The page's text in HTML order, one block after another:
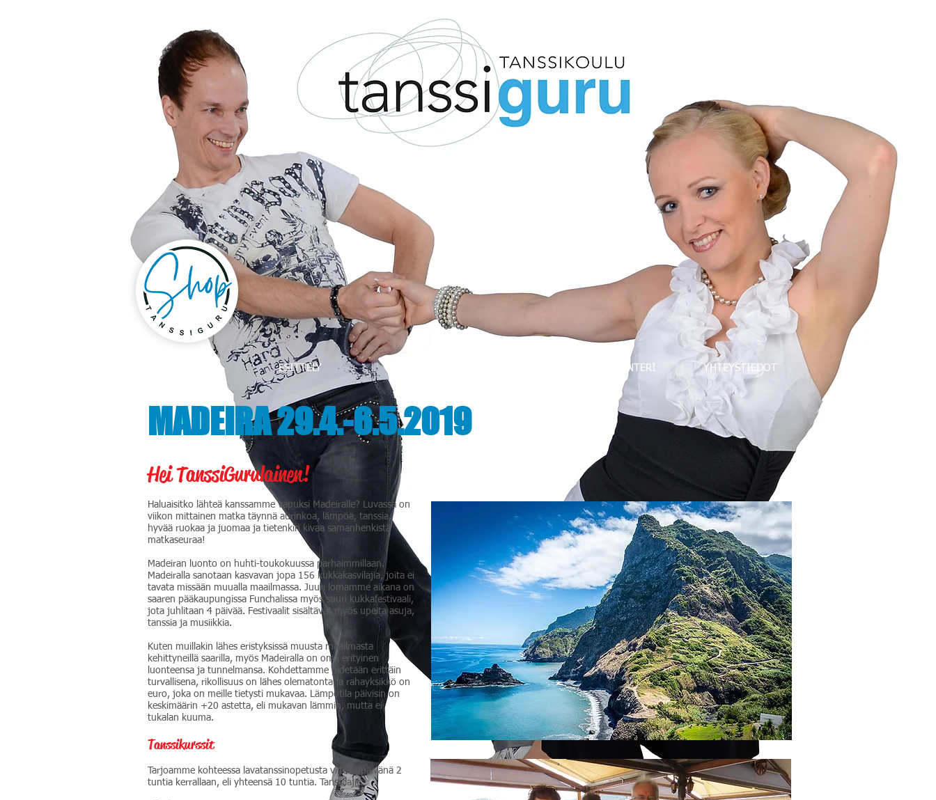
MADEIRA 29.4.-6.5.2019
Hei TanssiGurulainen!
Haluaisitko lähteä kanssamme vapuksi Madeiralle? Luvassa on
viikon mittainen matka täynnä aurinkoa, lämpöä, tanssia,
hyvää ruokaa ja juomaa ja tietenkin kivaa samanhenkistä
matkaseuraa!
Madeiran luonto on huhti-toukokuussa parhaimmillaan.
Madeiralla sanotaan kasvavan jopa 156 kukkakasvilajia, joita ei
tavata missään muualla maailmassa. Juuri lomamme aikana on
saaren pääkaupungissa Funchalissa myös suuri kukkafestivaali,
jota juhlitaan 4 päivää. Festivaalit sisältävät myös upeita asuja,
tanssia ja musiikkia.
Kuten muillakin lähes eristyksissä muusta maailmasta
kehittyneillä saarilla, myös Madeiralla on oma erityinen
luonteensa ja tunnelmansa. Kohdettamme pidetään erittäin
turvallisena, rikollisuus on lähes olematonta ja rahayksikkö on
euro, joka on meille tietysti mukavaa. Lämpötila päivisin on
keskimäärin +20 astetta, eli mukavan lämmin, mutta ei
tukalan kuuma.
Tanssikurssit
Tarjoamme kohteessa lavatanssinopetusta viitenä päivänä 2
tuntia kerrallaan, eli yhteensä 10 tuntia. Tanssilajit:
ESITTELY KALENTERI YHTEYSTIEDOT